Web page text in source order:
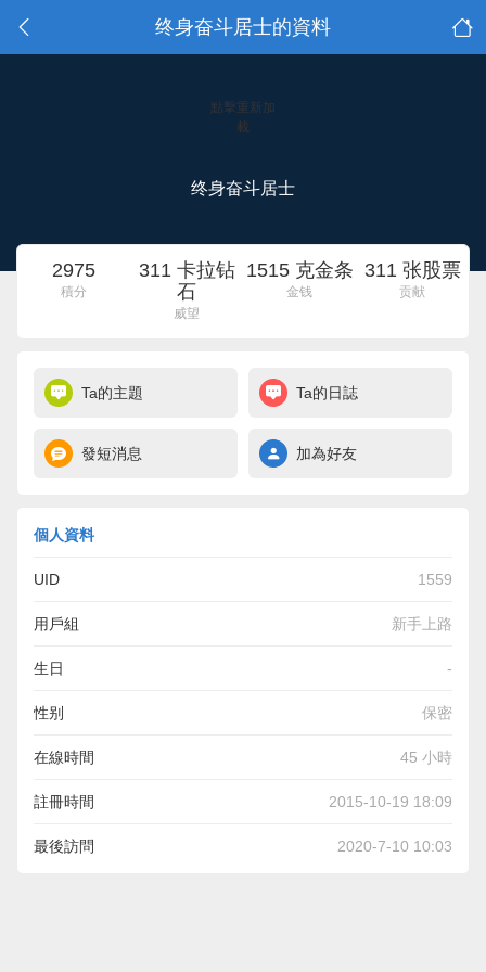
终身奋斗居士的資料
點擊重新加
載
终身奋斗居士
2975
積分
311 卡拉钻
石
威望
1515 克金条
金钱
311 张股票
贡献
Ta的主題 Ta的日誌
發短消息 加為好友
個人資料
UID 1559
用戶組 新手上路
生日 -
性别 保密
在線時間 45 小時
註冊時間 2015-10-19 18:09
最後訪問 2020-7-10 10:03